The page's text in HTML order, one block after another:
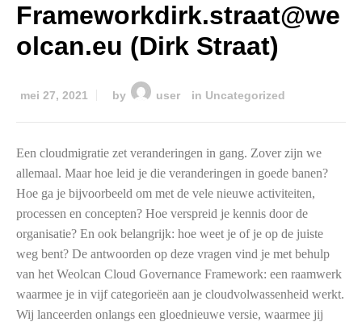
Frameworkdirk.straat@we
olcan.eu (Dirk Straat)
mei 27, 2021 by user in Uncategorized
Een cloudmigratie zet veranderingen in gang. Zover zijn we
allemaal. Maar hoe leid je die veranderingen in goede banen?
Hoe ga je bijvoorbeeld om met de vele nieuwe activiteiten,
processen en concepten? Hoe verspreid je kennis door de
organisatie? En ook belangrijk: hoe weet je of je op de juiste
weg bent? De antwoorden op deze vragen vind je met behulp
van het Weolcan Cloud Governance Framework: een raamwerk
waarmee je in vijf categorieën aan je cloudvolwassenheid werkt.
Wij lanceerden onlangs een gloednieuwe versie, waarmee jij